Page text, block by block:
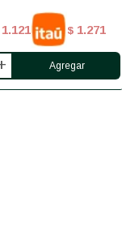
1.121 $ 1.271